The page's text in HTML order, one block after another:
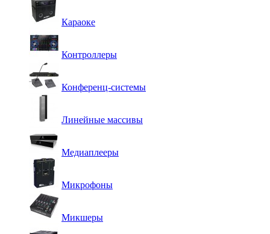
Караоке
Контроллеры
Конференц-системы
Линейные массивы
Медиаплееры
Микрофоны
Микшеры